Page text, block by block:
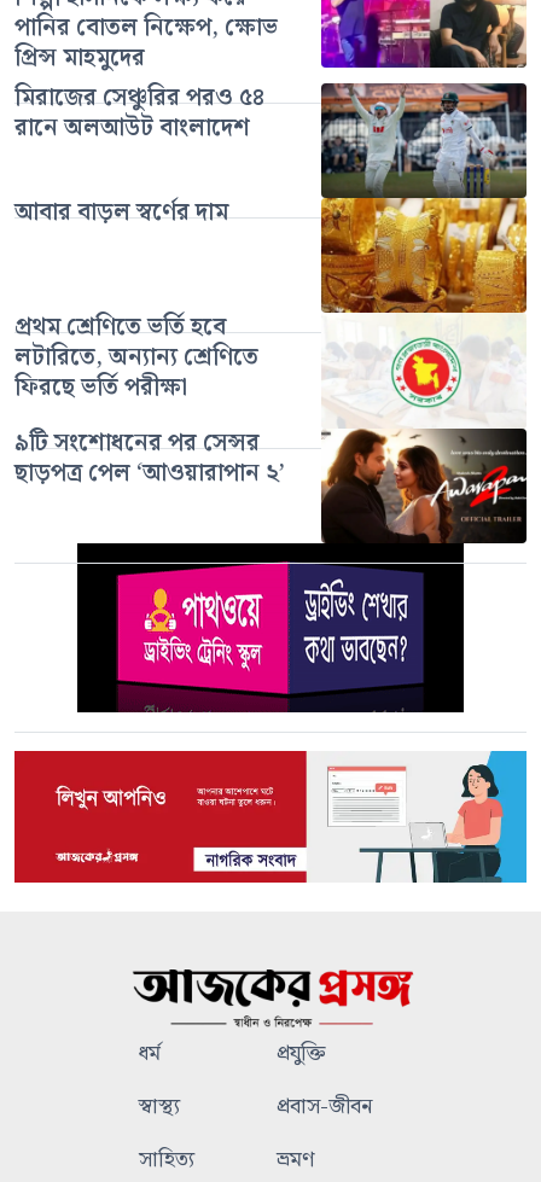
পানির বোতল নিক্ষেপ, ক্ষোভ
প্রিন্স মাহমুদের
মিরাজের সেঞ্চুরির পরও ৫৪
রানে অলআউট বাংলাদেশ
আবার বাড়ল স্বর্ণের দাম
প্রথম শ্রেণিতে ভর্তি হবে
লটারিতে, অন্যান্য শ্রেণিতে
ফিরছে ভর্তি পরীক্ষা
৯টি সংশোধনের পর সেন্সর
ছাড়পত্র পেল ‘আওয়ারাপান ২’
ধর্ম
প্রযুক্তি
স্বাস্থ্য
প্রবাস-জীবন
সাহিত্য
ভ্রমণ